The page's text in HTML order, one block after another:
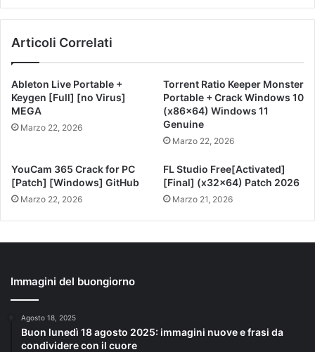
Articoli Correlati
Ableton Live Portable +
Keygen [Full] [no Virus]
MEGA
Marzo 22, 2026
Torrent Ratio Keeper Monster
Portable + Crack Windows 10
(x86x64) Windows 11
Genuine
Marzo 22, 2026
YouCam 365 Crack for PC
[Patch] [Windows] GitHub
Marzo 22, 2026
FL Studio Free[Activated]
[Final] (x32x64) Patch 2026
Marzo 21, 2026
Immagini del buongiorno
Agosto 18, 2025
Buon lunedì 18 agosto 2025: immagini nuove e frasi da
condividere con il cuore